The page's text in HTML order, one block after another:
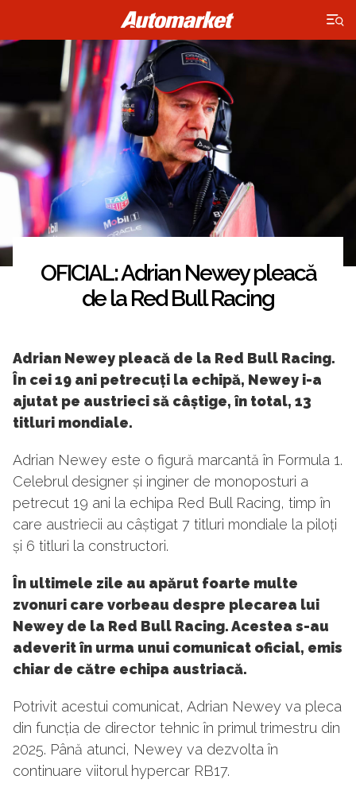
×
OFICIAL: Adrian Newey pleacă
de la Red Bull Racing
Adrian Newey pleacă de la Red Bull Racing.
În cei 19 ani petrecuți la echipă, Newey i-a
ajutat pe austrieci să câștige, în total, 13
titluri mondiale.
Adrian Newey este o figură marcantă în Formula 1.
Celebrul designer și inginer de monoposturi a
petrecut 19 ani la echipa Red Bull Racing, timp în
care austriecii au câștigat 7 titluri mondiale la piloți
și 6 titluri la constructori.
În ultimele zile au apărut foarte multe
zvonuri care vorbeau despre plecarea lui
Newey de la Red Bull Racing. Acestea s-au
adeverit în urma unui comunicat oficial, emis
chiar de către echipa austriacă.
Potrivit acestui comunicat, Adrian Newey va pleca
din funcția de director tehnic în primul trimestru din
2025. Până atunci, Newey va dezvolta în
continuare viitorul hypercar RB17.